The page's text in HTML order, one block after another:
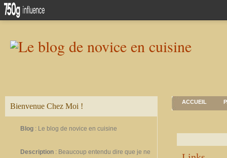
Bienvenue Chez Moi !
Blog : Le blog de novice en cuisine
Description : Beaucoup entendu dire que je ne
ACCUEIL